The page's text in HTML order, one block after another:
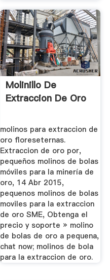
Molinillo De
Extraccion De Oro
molinos para extraccion de
oro floreseternas.
Extraccion de oro por,
pequeños molinos de bolas
móviles para la minería de
oro, 14 Abr 2015,
pequenos molinos de bolas
moviles para la extraccion
de oro SME, Obtenga el
precio y soporte » molino
de bolas de oro a pequena,
chat now; molinos de bola
para la extraccion de oro.